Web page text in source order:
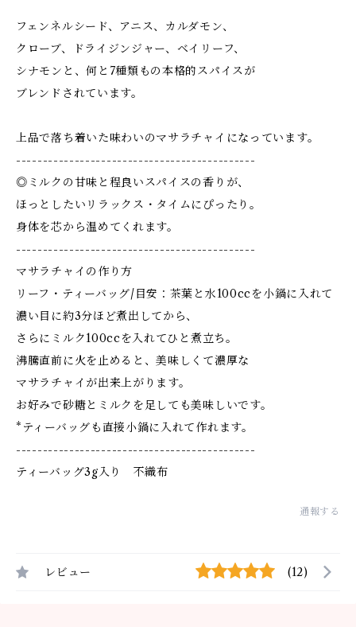
フェンネルシード、アニス、カルダモン、
クローブ、ドライジンジャー、ベイリーフ、
シナモンと、何と7種類もの本格的スパイスが
ブレンドされています。
上品で落ち着いた味わいのマサラチャイになっています。
---------------------------------------------
◎ミルクの甘味と程良いスパイスの香りが、
ほっとしたいリラックス・タイムにぴったり。
身体を芯から温めてくれます。
---------------------------------------------
マサラチャイの作り方
リーフ・ティーバッグ/目安：茶葉と水100ccを小鍋に入れて
濃い目に約3分ほど煮出してから、
さらにミルク100ccを入れてひと煮立ち。
沸騰直前に火を止めると、美味しくて濃厚な
マサラチャイが出来上がります。
お好みで砂糖とミルクを足しても美味しいです。
*ティーバッグも直接小鍋に入れて作れます。
---------------------------------------------
ティーバッグ3g入り 不織布
通報する
レビュー (12)